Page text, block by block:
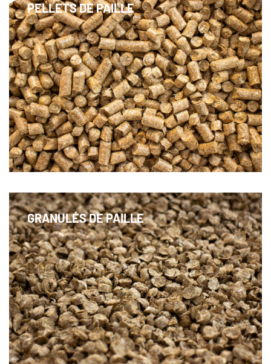
PELLETS DE PAILLE
Des pellets de paille comme litière polyvalente
pour l'élevage
GRANULÉS DE PAILLE